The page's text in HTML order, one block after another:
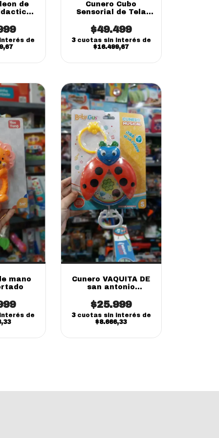
de
de
Cunero Cubo
Sensorial de Tela
Juguete Didáctico
para Bebés
$49.499
3 cuotas sin interés de
$16.499,67
mano
de
Cunero VAQUITA DE
san antonio
35cm Sebigus
$25.999
3 cuotas sin interés de
$8.666,33